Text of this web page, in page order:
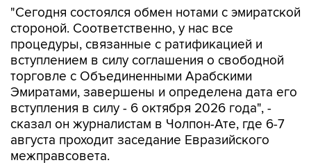
"Сегодня состоялся обмен нотами с эмиратской
стороной. Соответственно, у нас все
процедуры, связанные с ратификацией и
вступлением в силу соглашения о свободной
торговле с Объединенными Арабскими
Эмиратами, завершены и определена дата его
вступления в силу - 6 октября 2026 года", -
сказал он журналистам в Чолпон-Ате, где 6-7
августа проходит заседание Евразийского
межправсовета.